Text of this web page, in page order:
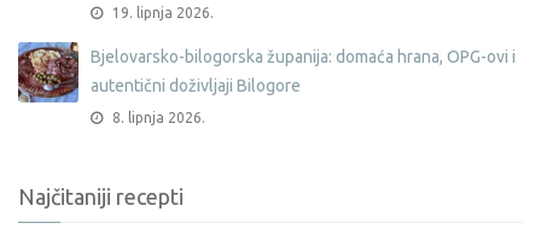
19. lipnja 2026.
Bjelovarsko-bilogorska županija: domaća hrana, OPG-ovi i
autentični doživljaji Bilogore
8. lipnja 2026.
Najčitaniji recepti